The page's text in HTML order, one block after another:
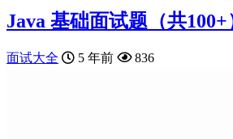
Java 基础面试题（共100+
面试大全 5 年前 836